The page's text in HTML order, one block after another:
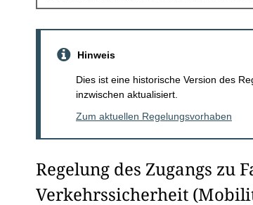
Hinweis
Dies ist eine historische Version des
inzwischen aktualisiert.
Zum aktuellen Regelungsvorhaben
Regelung des Zugangs zu
Verkehrssicherheit